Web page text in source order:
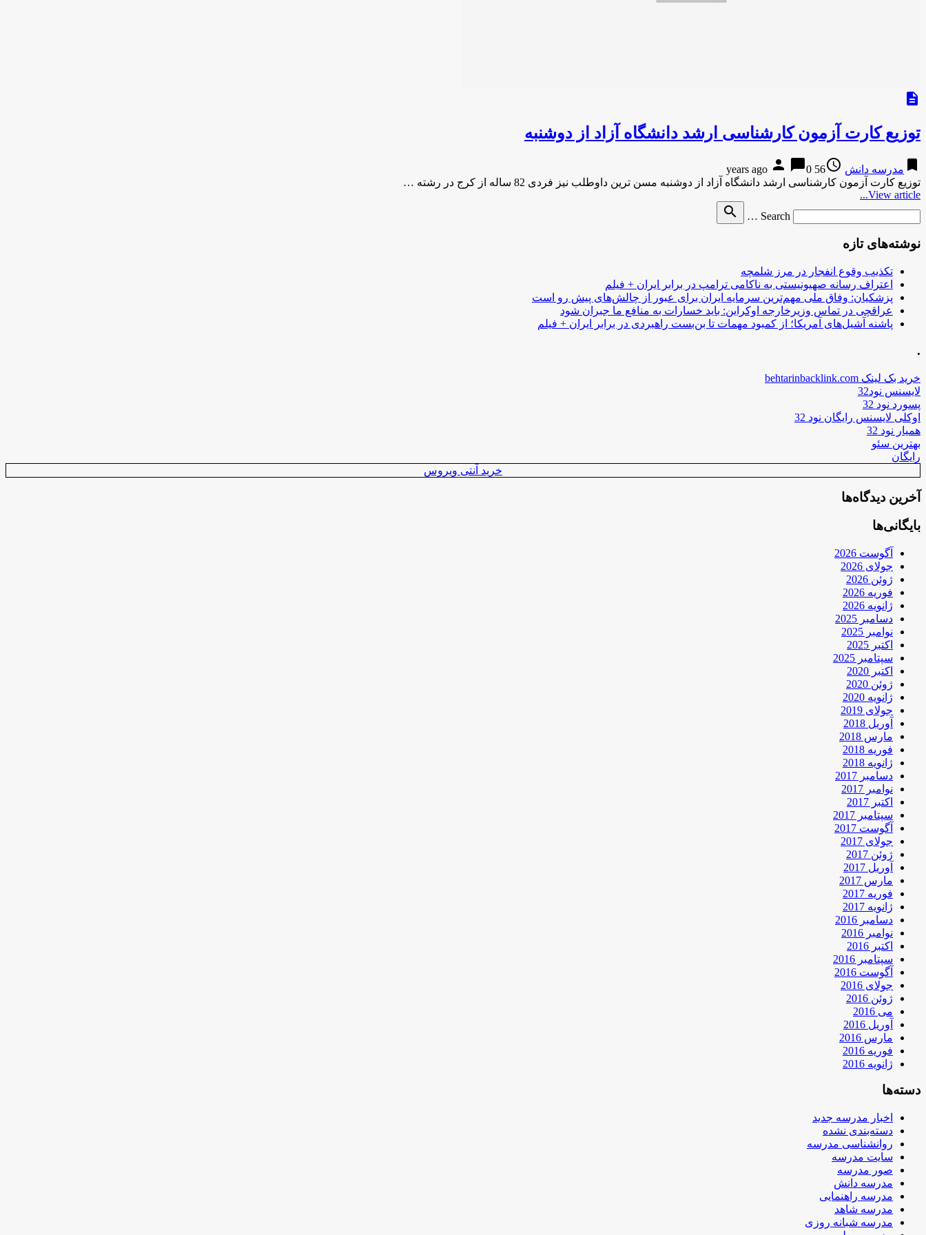
description
توزیع کارت آزمون کارشناسی ارشد دانشگاه آزاد از دوشنبه
bookmark مدرسه دانش access_time
56 years ago
person chat_bubble0
توزیع کارت آزمون کارشناسی ارشد دانشگاه آزاد از دوشنبه مسن ترین داوطلب نیز فردی 82 ساله از کرج در رشته …
View article...
Search …
search
نوشته‌های تازه
تکذیب وقوع انفجار در مرز شلمچه
اعتراف رسانه صهیونیستی به ناکامی ترامپ در برابر ایران + فیلم
پزشکیان: وفاق ملی مهم‌ترین سرمایه ایران برای عبور از چالش‌های پیش رو است
عراقچی در تماس وزیرخارجه اوکراین: باید خسارات به منافع ما جبران شود
پاشنه آشیل‌های آمریکا؛ از کمبود مهمات تا بن‌بست راهبردی در برابر ایران + فیلم
.
خرید بک لینک behtarinbacklink.com
لایسنس نود32
پسورد نود 32
اوکلی لایسنس رایگان نود 32
همیار نود 32
بهترین سئو
رایگان
خرید آنتی ویروس
آخرین دیدگاه‌ها
بایگانی‌ها
آگوست 2026
جولای 2026
ژوئن 2026
فوریه 2026
ژانویه 2026
دسامبر 2025
نوامبر 2025
اکتبر 2025
سپتامبر 2025
اکتبر 2020
ژوئن 2020
ژانویه 2020
جولای 2019
آوریل 2018
مارس 2018
فوریه 2018
ژانویه 2018
دسامبر 2017
نوامبر 2017
اکتبر 2017
سپتامبر 2017
آگوست 2017
جولای 2017
ژوئن 2017
آوریل 2017
مارس 2017
فوریه 2017
ژانویه 2017
دسامبر 2016
نوامبر 2016
اکتبر 2016
سپتامبر 2016
آگوست 2016
جولای 2016
ژوئن 2016
می 2016
آوریل 2016
مارس 2016
فوریه 2016
ژانویه 2016
دسته‌ها
اخبار مدرسه جدید
دسته‌بندی نشده
روانشناسی مدرسه
سایت مدرسه
صور مدرسه
مدرسه دانش
مدرسه راهنمایی
مدرسه شاهد
مدرسه شبانه روزی